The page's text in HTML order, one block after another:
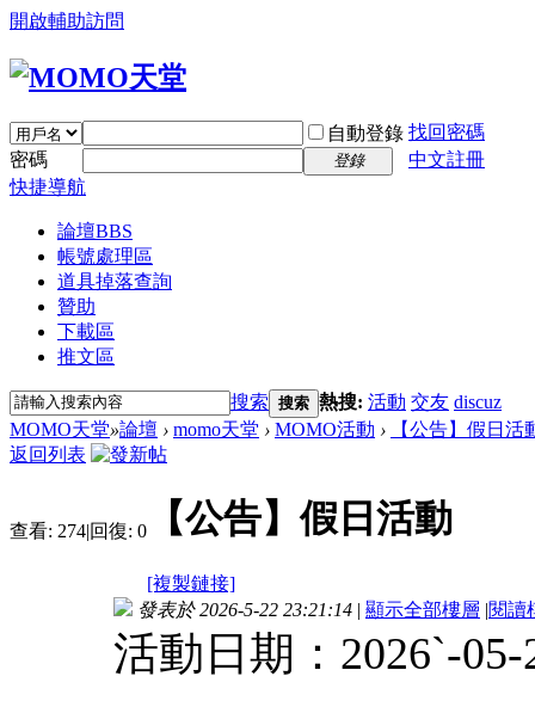
開啟輔助訪問
自動登錄 找回密碼
密碼
登錄
中文註冊
快捷導航
論壇BBS
帳號處理區
道具掉落查詢
贊助
下載區
推文區
搜索 搜索 熱搜: 活動 交友 discuz
MOMO天堂»論壇 › momo天堂 › MOMO活動 ›
【公告】假日活
返回列表
查看: 274|回復: 0 【公告】假日活動
[複製鏈接]
發表於 2026-5-22 23:21:14 | 顯示全部樓層 |閱讀
活動日期：2026ˋ-